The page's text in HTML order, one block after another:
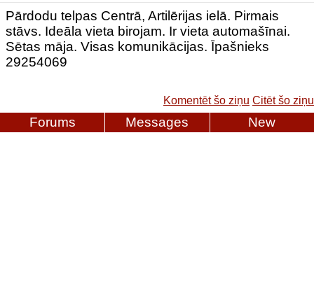
Pārdodu telpas Centrā, Artilērijas ielā. Pirmais
stāvs. Ideāla vieta birojam. Ir vieta automašīnai.
Sētas māja. Visas komunikācijas. Īpašnieks
29254069
Komentēt šo ziņu Citēt šo ziņu
Forums Messages New